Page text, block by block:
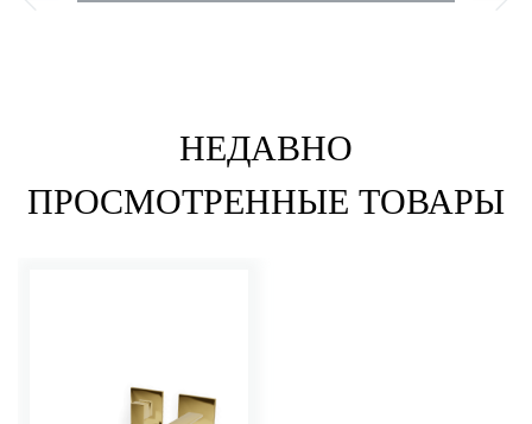
НЕДАВНО
ПРОСМОТРЕННЫЕ ТОВАРЫ